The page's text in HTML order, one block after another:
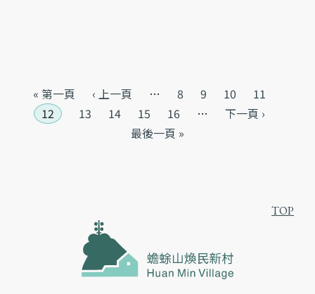
« 第一頁 ‹ 上一頁 … 8 9 10
11
12
13 14 15 16 …
下一頁 ›
最後一頁 »
TOP